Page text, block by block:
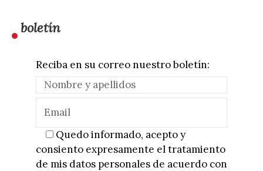
boletín
Reciba en su correo nuestro boletín:
Quedo informado, acepto y
consiento expresamente el tratamiento
de mis datos personales de acuerdo con